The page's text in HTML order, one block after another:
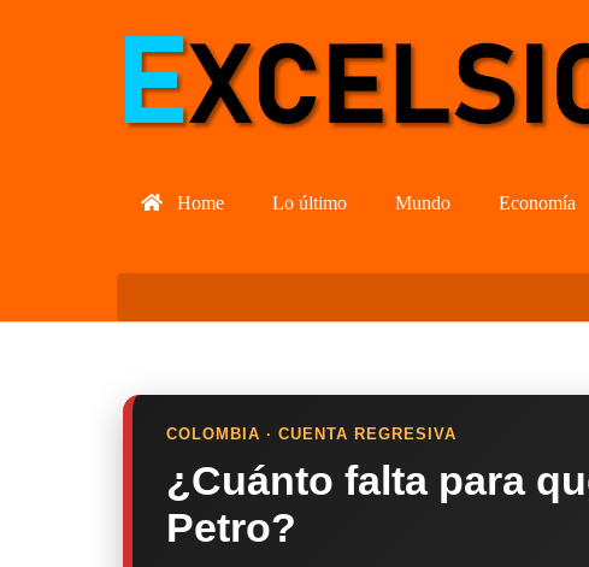
Home Lo último Mundo Economía
COLOMBIA · CUENTA REGRESIVA
¿Cuánto falta para
Petro?